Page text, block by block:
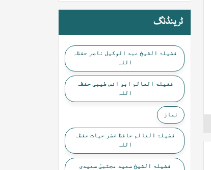
ٹرینڈنگ
فضیلۃ الشیخ عبد الوکیل ناصر حفظہ
اللہ
فضیلۃ العالم ابو انس طیبی حفظہ
اللہ
نماز
فضیلۃ العالم حافظ خضر حیات حفظہ
اللہ
فضیلۃ الشیخ سعید مجتبیٰ سعیدی